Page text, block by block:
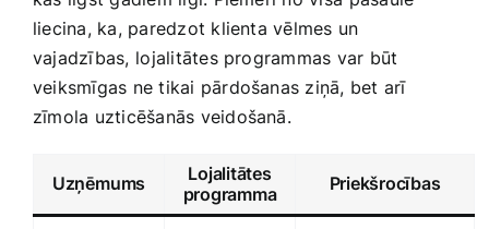
liecina, ka, paredzot klienta ​vēlmes un
vajadzības,⁢ lojalitātes programmas var ⁢būt
veiksmīgas ne tikai pārdošanas ziņā, bet arī⁤
zīmola uzticēšanās ‍veidošanā.
Uzņēmums
Lojalitātes
programma
Priekšrocības